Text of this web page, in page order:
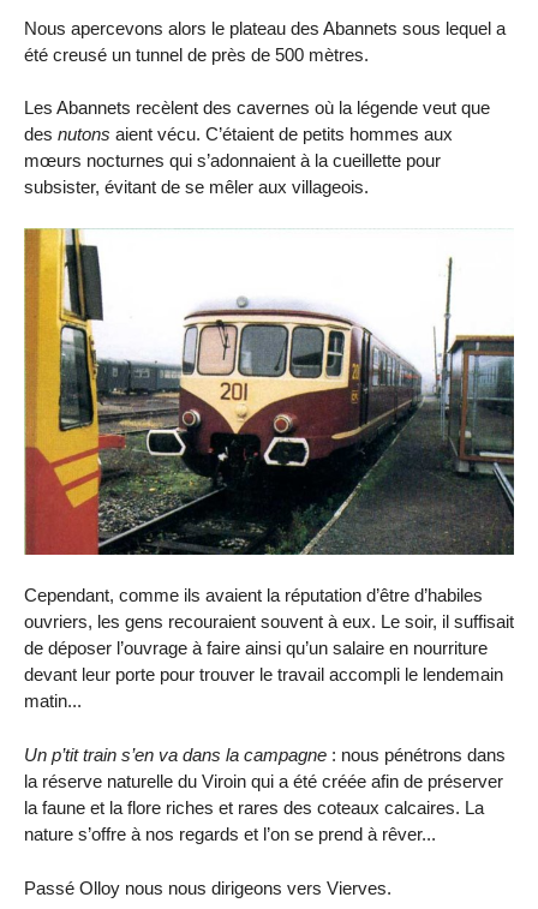
Nous apercevons alors le plateau des Abannets sous lequel a
été creusé un tunnel de près de 500 mètres.
Les Abannets recèlent des cavernes où la légende veut que
des nutons aient vécu. C’étaient de petits hommes aux
mœurs nocturnes qui s’adonnaient à la cueillette pour
subsister, évitant de se mêler aux villageois.
Cependant, comme ils avaient la réputation d’être d’habiles
ouvriers, les gens recouraient souvent à eux. Le soir, il suffisait
de déposer l’ouvrage à faire ainsi qu’un salaire en nourriture
devant leur porte pour trouver le travail accompli le lendemain
matin...
Un p’tit train s’en va dans la campagne : nous pénétrons dans
la réserve naturelle du Viroin qui a été créée afin de préserver
la faune et la flore riches et rares des coteaux calcaires. La
nature s’offre à nos regards et l’on se prend à rêver...
Passé Olloy nous nous dirigeons vers Vierves.